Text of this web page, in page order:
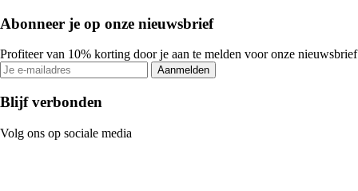
Abonneer je op onze nieuwsbrief
Profiteer van 10% korting door je aan te melden voor onze nieuwsbrief
Aanmelden
Blijf verbonden
Volg ons op sociale media